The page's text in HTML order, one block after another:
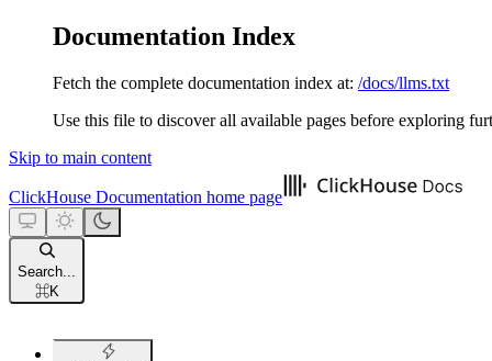
Documentation Index
Fetch the complete documentation index at: /docs/llms.txt
Use this file to discover all available pages before exploring
Skip to main content
ClickHouse Documentation home page
Search...
⌘K